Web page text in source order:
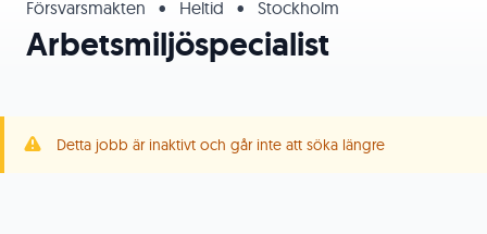
Försvarsmakten • Heltid • Stockholm
Arbetsmiljöspecialist
Detta jobb är inaktivt och går inte att söka längre